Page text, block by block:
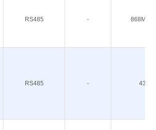
RS485 - 868M
RS485 - 433M